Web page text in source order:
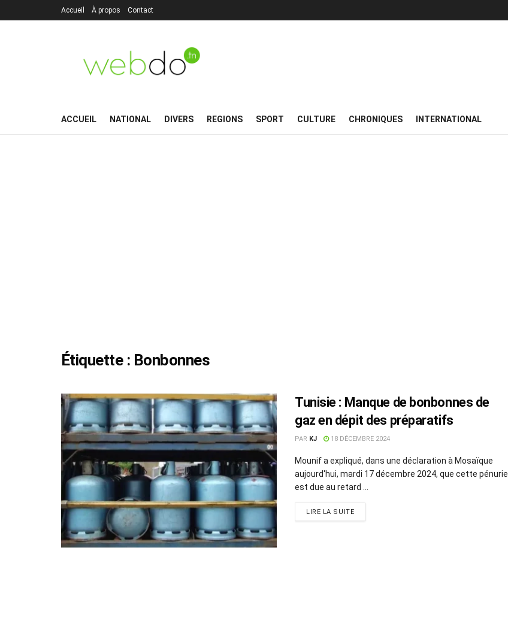
Accueil À propos Contact
ACCUEIL NATIONAL DIVERS REGIONS SPORT CULTURE CHRONIQUES INTERNATIONAL
Étiquette : Bonbonnes
Tunisie : Manque de bonbonnes de
gaz en dépit des préparatifs
PAR KJ 18 DÉCEMBRE 2024
Mounif a expliqué, dans une déclaration à Mosaïque
aujourd'hui, mardi 17 décembre 2024, que cette pénurie
est due au retard ...
LIRE LA SUITE